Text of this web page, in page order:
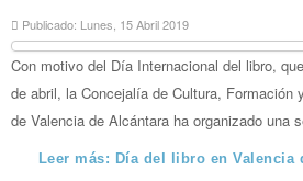
Publicado: Lunes, 15 Abril 2019
Con motivo del Día Internacional del libro,
de abril, la Concejalía de Cultura, Formación
de Valencia de Alcántara ha organizado una
Leer más: Día del libro en Valencia